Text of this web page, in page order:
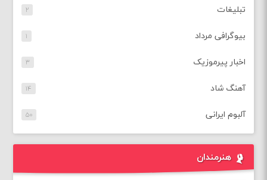
تبلیغات ۲
بیوگرافی مرداد ۱
اخبار پیرموزیک ۳
آهنگ شاد ۱۴
آلبوم ایرانی ۵۰
هنرمندان